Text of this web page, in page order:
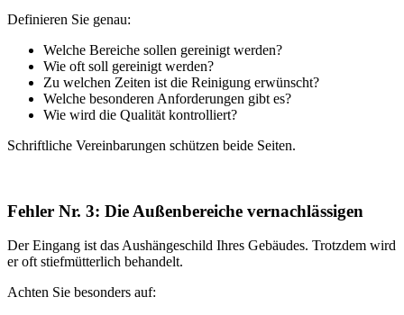
Definieren Sie genau:
Welche Bereiche sollen gereinigt werden?
Wie oft soll gereinigt werden?
Zu welchen Zeiten ist die Reinigung erwünscht?
Welche besonderen Anforderungen gibt es?
Wie wird die Qualität kontrolliert?
Schriftliche Vereinbarungen schützen beide Seiten.
Fehler Nr. 3: Die Außenbereiche vernachlässigen
Der Eingang ist das Aushängeschild Ihres Gebäudes. Trotzdem wird
er oft stiefmütterlich behandelt.
Achten Sie besonders auf: